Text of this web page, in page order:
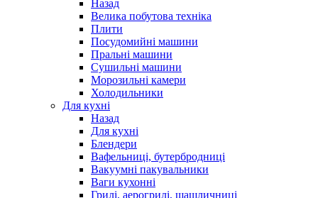
Назад
Велика побутова техніка
Плити
Посудомийні машини
Пральні машини
Сушильні машини
Морозильні камери
Холодильники
Для кухні
Назад
Для кухні
Блендери
Вафельниці, бутербродниці
Вакуумні пакувальники
Ваги кухонні
Грилі, аерогрилі, шашличниці